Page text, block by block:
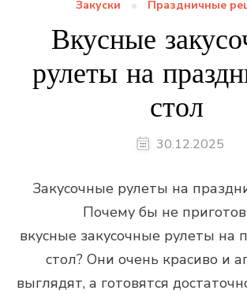
Закуски Праздничные
Вкусные
рулеты на
стол
30.12.2025
Закусочные рулеты на
Почему бы не
вкусные закусочные рулеты на
стол? Они очень красиво и
выглядят, а готовятся